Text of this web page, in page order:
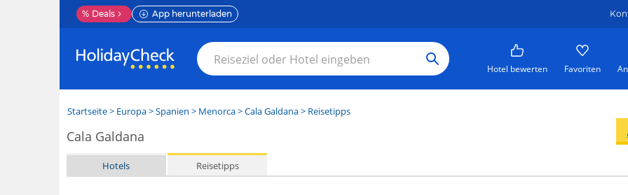
% Deals App herunterladen
Hotel bewerten Favoriten
Startseite> Europa>Spanien > Menorca>Cala Galdana> Reisetipps
Cala Galdana
Hotels Reisetipps